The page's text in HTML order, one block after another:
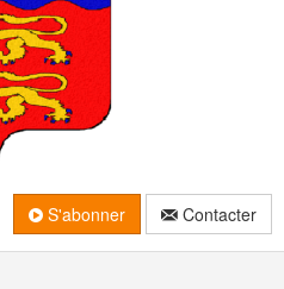
S'abonner Contacter